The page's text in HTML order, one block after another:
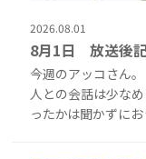
2026.08.01
8月1日 放送後
今週のアッコさん
人との会話は少な
ったかは聞かずに